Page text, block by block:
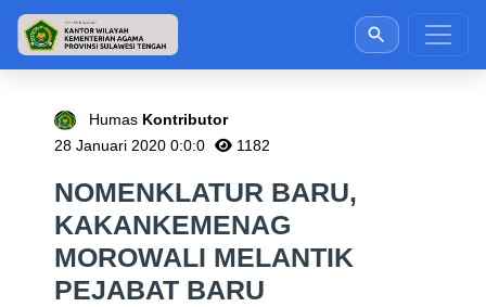
Humas Kontributor
28 Januari 2020 0:0:0
1182
NOMENKLATUR BARU,
KAKANKEMENAG
MOROWALI MELANTIK
PEJABAT BARU